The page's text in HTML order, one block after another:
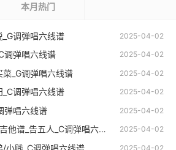
本月热门
2025-04-02
调弹唱六线谱
2025-04-02
调弹唱六线谱
2025-04-02
_G调弹唱六线谱
2025-04-02
调弹唱六线谱
2025-04-02
弹唱六线谱
2025-04-02
谱_告五人_C调弹唱六线谱
2025-04-02
小贱_C调弹唱六线谱